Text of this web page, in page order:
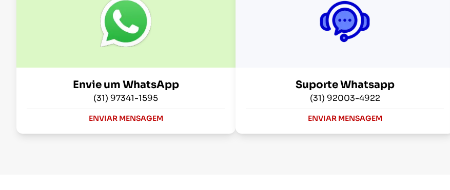
Envie um WhatsApp
(31) 97341-1595
ENVIAR MENSAGEM
Suporte Whatsapp
(31) 92003-4922
ENVIAR MENSAGEM